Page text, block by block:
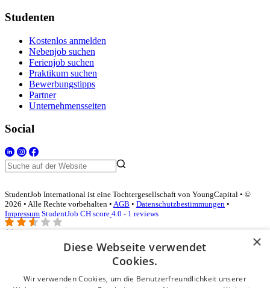
Studenten
Kostenlos anmelden
Nebenjob suchen
Ferienjob suchen
Praktikum suchen
Bewerbungstipps
Partner
Unternehmensseiten
Social
StudentJob International ist eine Tochtergesellschaft von YoungCapital • ©
2026 • Alle Rechte vorbehalten • AGB • Datenschutzbestimmungen •
Impressum StudentJob CH score 4.0 - 1 reviews
Login für Unternehmen
E-Mail*
×
Diese Webseite verwendet
Cookies.
Wir verwenden Cookies, um die Benutzerfreundlichkeit unserer